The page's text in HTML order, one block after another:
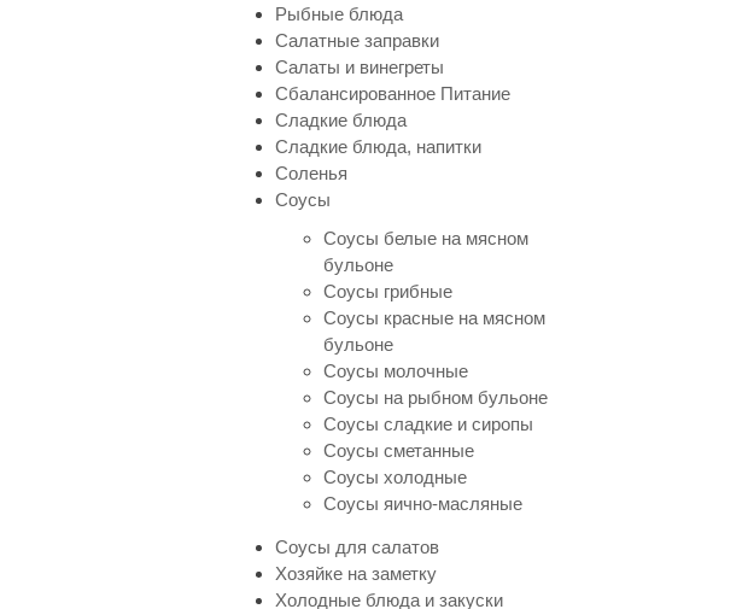
Рыбные блюда
Салатные заправки
Салаты и винегреты
Сбалансированное Питание
Сладкие блюда
Сладкие блюда, напитки
Соленья
Соусы
Соусы белые на мясном
бульоне
Соусы грибные
Соусы красные на мясном
бульоне
Соусы молочные
Соусы на рыбном бульоне
Соусы сладкие и сиропы
Соусы сметанные
Соусы холодные
Соусы яично-масляные
Соусы для салатов
Хозяйке на заметку
Холодные блюда и закуски